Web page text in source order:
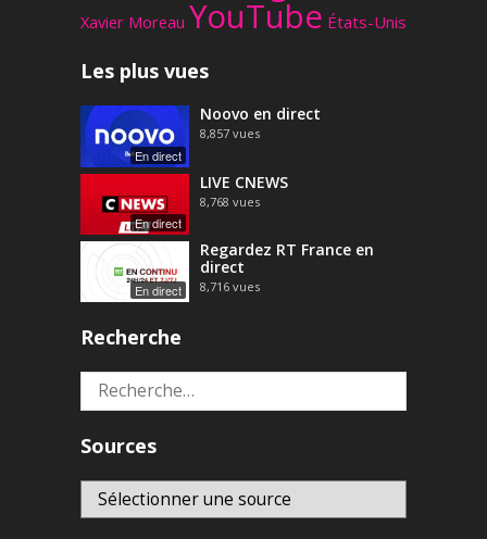
Xavier Moreau YouTube États-Unis
Les plus vues
En direct
Noovo en direct
8,857 vues
En direct
LIVE CNEWS
8,768 vues
En direct
Regardez RT France en
direct
8,716 vues
Recherche
Rechercher :
Sources